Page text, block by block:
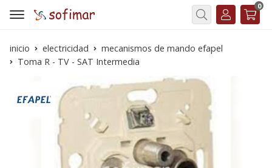
Buscar
0
inicio electricidad
mecanismos de mando efapel
Toma R - TV - SAT Intermedia